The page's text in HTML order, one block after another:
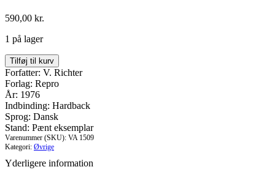
590,00 kr.
1 på lager
Dødsfald
i
Danmark
1761-
1890
&
100
Års
dødsfald
1791-
1890
Tilføj til kurv
Forfatter: V. Richter
Forlag: Repro
År: 1976
Indbinding: Hardback
Sprog: Dansk
Stand: Pænt eksemplar
Varenummer (SKU): VA 1509
Kategori: Øvrige
Yderligere information